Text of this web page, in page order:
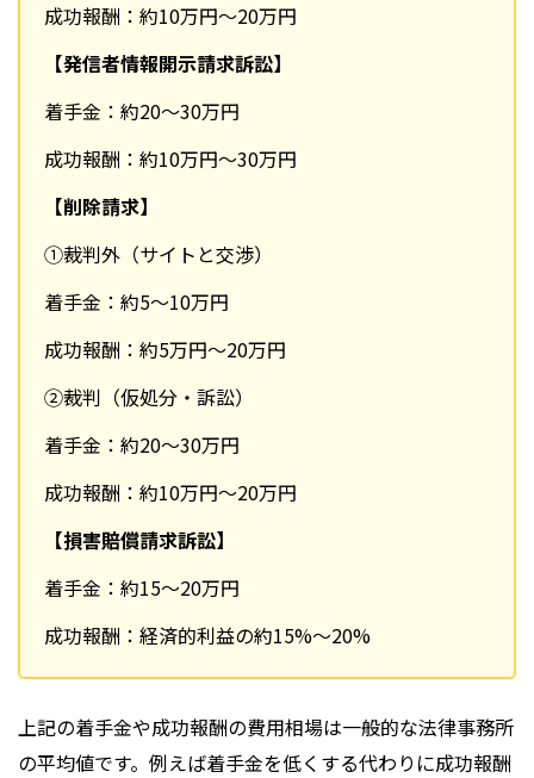
成功報酬：約10万円～20万円
【発信者情報開示請求訴訟】
着手金：約20〜30万円
成功報酬：約10万円～30万円
【削除請求】
①裁判外（サイトと交渉）
着手金：約5〜10万円
成功報酬：約5万円～20万円
②裁判（仮処分・訴訟）
着手金：約20〜30万円
成功報酬：約10万円～20万円
【損害賠償請求訴訟】
着手金：約15〜20万円
成功報酬：経済的利益の約15%～20%
上記の着手金や成功報酬の費用相場は一般的な法律事務所
の平均値です。例えば着手金を低くする代わりに成功報酬